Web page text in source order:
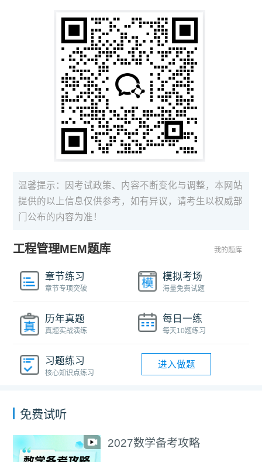
温馨提示：因考试政策、内容不断变化与调整，本网站
提供的以上信息仅供参考，如有异议，请考生以权威部
门公布的内容为准！
工程管理MEM题库 我的题库
章节练习
章节专项突破
模拟考场
海量免费试题
历年真题
真题实战演练
每日一练
每天10题练习
习题练习
核心知识点练习
进入做题
免费试听
2027数学备考攻略